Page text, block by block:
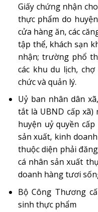
Giấy chứng nhận
thực phẩm do
cửa hàng ăn, các
tập thể, khách sạn
nhận; trường phổ
các khu du lịch,
chức và quản lý.
Uỷ ban nhân dân
tắt là UBND cấp xã)
huyện uỷ quyền
sản xuất, kinh
thuộc diện phải
cá nhân sản xuất
doanh hàng tươi
Bộ Công Thương
sinh thực phẩm